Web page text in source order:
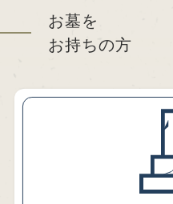
お墓を
お持ちの方